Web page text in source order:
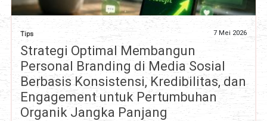
Tips 7 Mei 2026
Strategi Optimal Membangun
Personal Branding di Media Sosial
Berbasis Konsistensi, Kredibilitas, dan
Engagement untuk Pertumbuhan
Organik Jangka Panjang